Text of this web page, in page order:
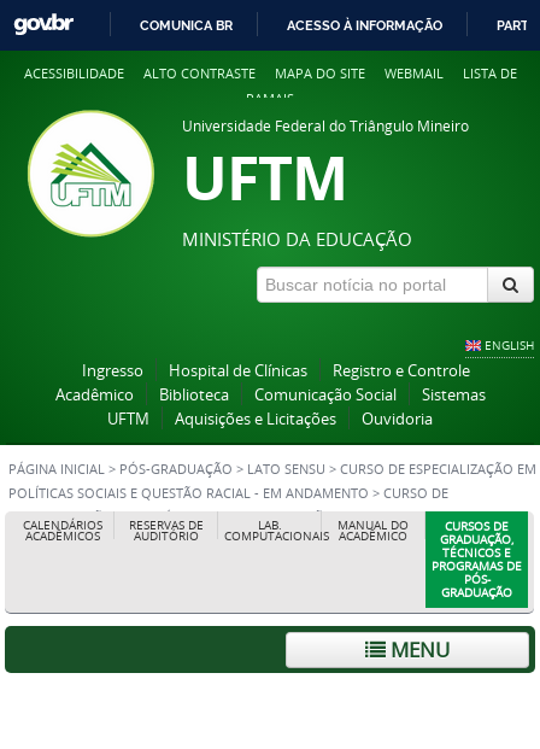
COMUNICA BR ACESSO À INFORMAÇÃO
ACESSIBILIDADE ALTO CONTRASTE MAPA DO SITE WEBMAIL
LISTA DE
RAMAIS
Universidade Federal do Triângulo Mineiro
UFTM
MINISTÉRIO DA EDUCAÇÃO
ENGLISH
Ingresso Hospital de Clínicas
Registro e Controle
Acadêmico
Biblioteca Comunicação Social
Sistemas
UFTM
Aquisições e Licitações Ouvidoria
PÁGINA INICIAL > PÓS-GRADUAÇÃO > LATO SENSU > CURSO DE ESPECIALIZAÇÃO EM
POLÍTICAS SOCIAIS E QUESTÃO RACIAL - EM ANDAMENTO > CURSO DE
ESPECIALIZAÇÃO EM POLÍTICAS SOCIAIS E QUESTÃO RACIAL - ENCERRADOS
CALENDÁRIOS
ACADÊMICOS
RESERVAS DE
AUDITÓRIO
LAB.
COMPUTACIONAIS
MANUAL DO
ACADÊMICO
CURSOS DE
GRADUAÇÃO,
TÉCNICOS E
PROGRAMAS DE
PÓS-
GRADUAÇÃO
MENU